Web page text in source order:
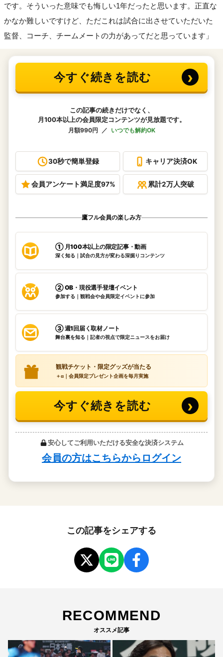
です。そういった意味でも悔しい1年だったと思います。正直な
かなか難しいですけど、ただこれは試合に出させていただいた
監督、コーチ、チームメートの力があってだと思っています」
この記事をシェアする
RECOMMEND
オススメ記事